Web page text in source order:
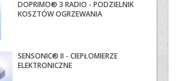
DOPRIMO® 3 RADIO - PODZIELNIK
KOSZTÓW OGRZEWANIA
SENSONIC® II - CIEPŁOMIERZE
ELEKTRONICZNE